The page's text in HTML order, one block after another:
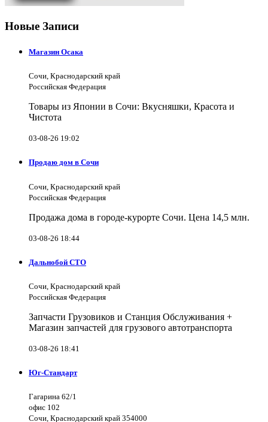
Новые Записи
Магазин Осака
Сочи, Краснодарский край
Российская Федерация
Товары из Японии в Сочи: Вкусняшки, Красота и
Чистота
03-08-26 19:02
Продаю дом в Сочи
Сочи, Краснодарский край
Российская Федерация
Продажа дома в городе-курорте Сочи. Цена 14,5 млн.
03-08-26 18:44
Дальнобой СТО
Сочи, Краснодарский край
Российская Федерация
Запчасти Грузовиков и Станция Обслуживания +
Магазин запчастей для грузового автотранспорта
03-08-26 18:41
Юг-Стандарт
Гагарина 62/1
офис 102
Сочи, Краснодарский край 354000